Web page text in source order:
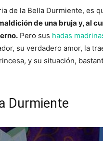
de la Bella Durmiente, es
de una bruja y, al
Pero sus hadas
su verdadero amor, la
y su situación,
Durmiente